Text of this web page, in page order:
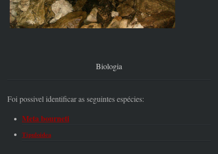
Biologia
Foi possivel identificar as seguintes espécies:
Meta bourneti
Tipuloidea